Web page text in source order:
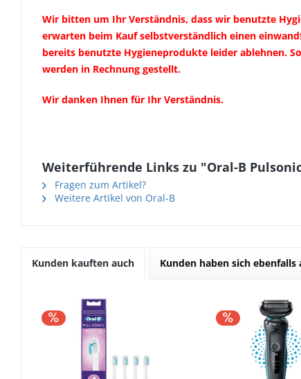
Wir bitten um Ihr Verständnis, dass wir benutzte
erwarten beim Kauf selbstverständlich einen
bereits benutzte Hygieneprodukte leider ablehnen.
werden in Rechnung gestellt.
Wir danken Ihnen für Ihr Verständnis.
Weiterführende Links zu "Oral-B
Fragen zum Artikel?
Weitere Artikel von Oral-B
Kunden kauften auch Kunden haben sich ebenfalls